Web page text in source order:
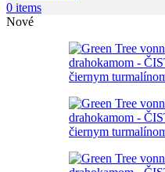
0 items
Nové